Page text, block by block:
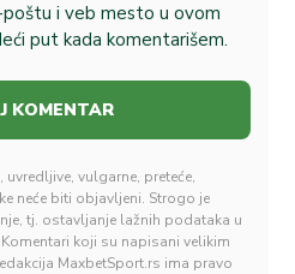
poštu i veb mesto u ovom
put kada komentarišem.
vulgarne, preteće,
neće biti objavljeni. Strogo je
tj. ostavljanje lažnih podataka u
koji su napisani velikim
MaxbetSport.rs ima pravo